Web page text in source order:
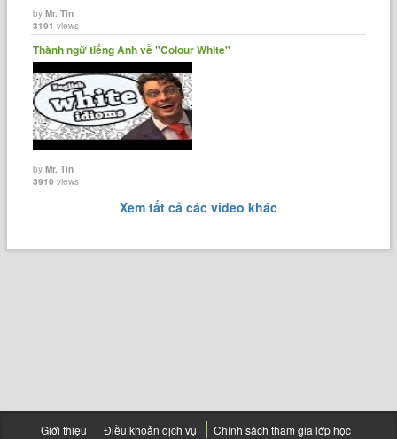
byMr. Tin
3191 views
Thành ngữ tiếng Anh về "Colour White"
byMr. Tin
3910 views
Xem tất cả các video khác
Giới thiệu Điều khoản dịch vụ Chính sách tham gia lớp học